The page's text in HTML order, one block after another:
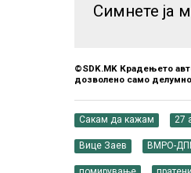
Симнете ја
©SDK.MK Крадењето
дозволено само
Сакам да кажам 27
Вице Заев ВМРО-